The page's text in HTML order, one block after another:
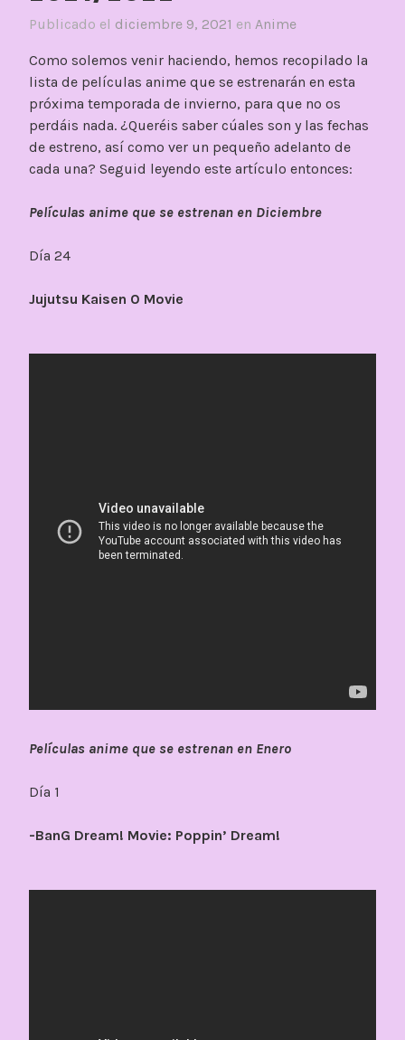
Publicado el diciembre 9, 2021 en Anime
Como solemos venir haciendo, hemos recopilado la
lista de películas anime que se estrenarán en esta
próxima temporada de invierno, para que no os
perdáis nada. ¿Queréis saber cúales son y las fechas
de estreno, así como ver un pequeño adelanto de
cada una? Seguid leyendo este artículo entonces:
Películas anime que se estrenan en Diciembre
Día 24
Jujutsu Kaisen 0 Movie
Películas anime que se estrenan en Enero
Día 1
-BanG Dream! Movie: Poppin’ Dream!